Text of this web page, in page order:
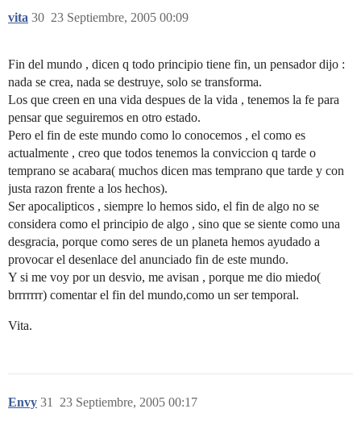
vita 23 Septiembre, 2005 00:09
30
Fin del mundo , dicen q todo principio tiene fin, un pensador dijo :
nada se crea, nada se destruye, solo se transforma.
Los que creen en una vida despues de la vida , tenemos la fe para
pensar que seguiremos en otro estado.
Pero el fin de este mundo como lo conocemos , el como es
actualmente , creo que todos tenemos la conviccion q tarde o
temprano se acabara( muchos dicen mas temprano que tarde y con
justa razon frente a los hechos).
Ser apocalipticos , siempre lo hemos sido, el fin de algo no se
considera como el principio de algo , sino que se siente como una
desgracia, porque como seres de un planeta hemos ayudado a
provocar el desenlace del anunciado fin de este mundo.
Y si me voy por un desvio, me avisan , porque me dio miedo(
brrrrrrr) comentar el fin del mundo,como un ser temporal.
Vita.
Envy 23 Septiembre, 2005 00:17
31